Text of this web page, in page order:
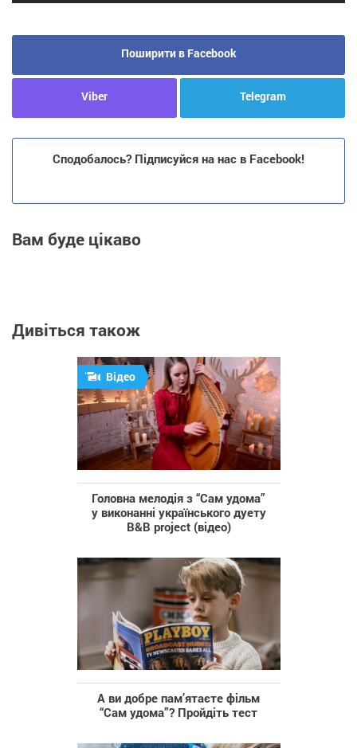
Поширити в Facebook
Viber Telegram
Сподобалось? Підписуйся на нас в Facebook!
Вам буде цікаво
Дивіться також
Відео
Головна мелодія з “Сам удома”
у виконанні українського дуету
B&B project (відео)
А ви добре пам’ятаєте фільм
“Сам удома”? Пройдіть тест